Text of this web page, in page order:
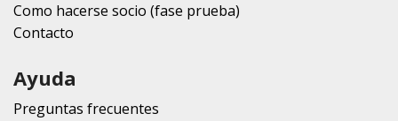
Como hacerse socio (fase prueba)
Contacto
Ayuda
Preguntas frecuentes